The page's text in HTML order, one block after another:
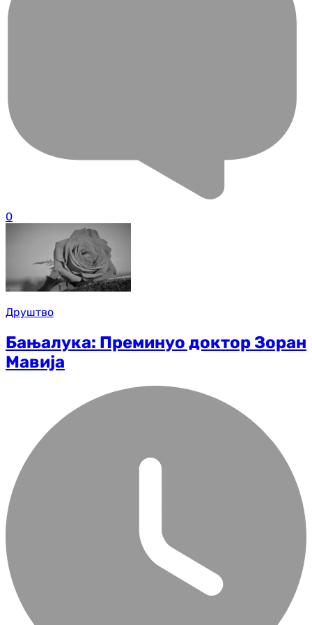
0
Друштво
Бањалука: Преминуо доктор Зоран
Мавија